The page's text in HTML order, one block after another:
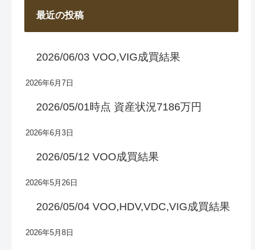
最近の投稿
2026/06/03 VOO,VIG成買結果
2026年6月7日
2026/05/01時点 資産状況7186万円
2026年6月3日
2026/05/12 VOO成買結果
2026年5月26日
2026/05/04 VOO,HDV,VDC,VIG成買結果
2026年5月8日